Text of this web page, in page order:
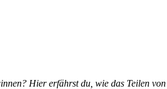
Hier erfährst du, wie das Teilen